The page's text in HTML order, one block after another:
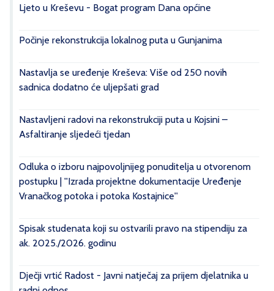
Ljeto u Kreševu - Bogat program Dana općine
Počinje rekonstrukcija lokalnog puta u Gunjanima
Nastavlja se uređenje Kreševa: Više od 250 novih
sadnica dodatno će uljepšati grad
Nastavljeni radovi na rekonstrukciji puta u Kojsini –
Asfaltiranje sljedeći tjedan
Odluka o izboru najpovoljnijeg ponuditelja u otvorenom
postupku | ''Izrada projektne dokumentacije Uređenje
Vranačkog potoka i potoka Kostajnice''
Spisak studenata koji su ostvarili pravo na stipendiju za
ak. 2025./2026. godinu
Dječji vrtić Radost - Javni natječaj za prijem djelatnika u